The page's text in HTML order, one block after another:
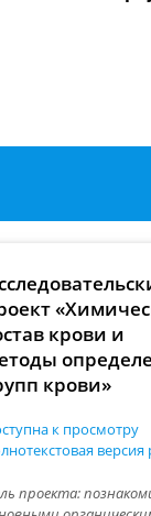
крови и
крови»
к просмотру
проекта: